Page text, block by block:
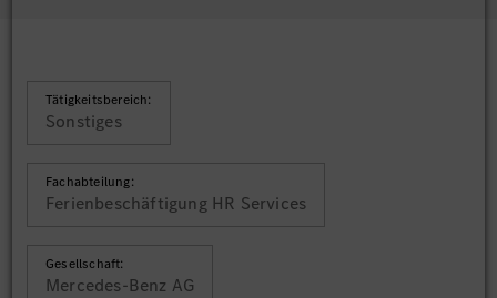
Tätigkeitsbereich:
Sonstiges
Fachabteilung:
Ferienbeschäftigung HR Services
Gesellschaft:
Mercedes-Benz AG